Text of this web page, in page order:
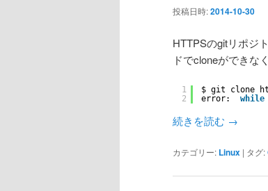
投稿日時:2014-10-30
HTTPSのgitリポジ
ドでcloneができな
1
2
$ git clone
error: while
続きを読む →
カテゴリー: Linux | タグ: